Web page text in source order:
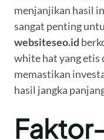
menjanjikan hasil
sangat penting
websiteseo.id
white hat yang
memastikan
hasil jangka